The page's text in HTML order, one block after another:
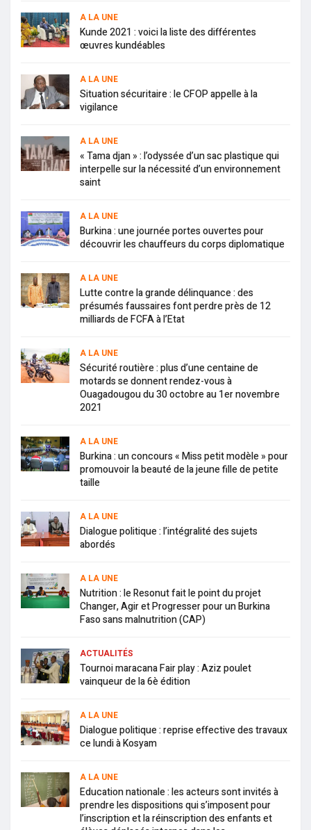
A LA UNE
Kunde 2021 : voici la liste des différentes
œuvres kundéables
A LA UNE
Situation sécuritaire : le CFOP appelle à la
vigilance
A LA UNE
« Tama djan » : l’odyssée d’un sac plastique qui
interpelle sur la nécessité d’un environnement
saint
A LA UNE
Burkina : une journée portes ouvertes pour
découvrir les chauffeurs du corps diplomatique
A LA UNE
Lutte contre la grande délinquance : des
présumés faussaires font perdre près de 12
milliards de FCFA à l’Etat
A LA UNE
Sécurité routière : plus d’une centaine de
motards se donnent rendez-vous à
Ouagadougou du 30 octobre au 1er novembre
2021
A LA UNE
Burkina : un concours « Miss petit modèle » pour
promouvoir la beauté de la jeune fille de petite
taille
A LA UNE
Dialogue politique : l’intégralité des sujets
abordés
A LA UNE
Nutrition : le Resonut fait le point du projet
Changer, Agir et Progresser pour un Burkina
Faso sans malnutrition (CAP)
ACTUALITÉS
Tournoi maracana Fair play : Aziz poulet
vainqueur de la 6è édition
A LA UNE
Dialogue politique : reprise effective des travaux
ce lundi à Kosyam
A LA UNE
Education nationale : les acteurs sont invités à
prendre les dispositions qui s’imposent pour
l’inscription et la réinscription des enfants et